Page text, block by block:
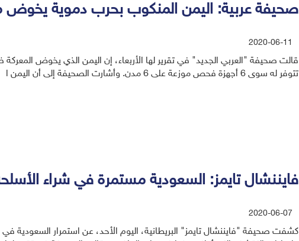
صحيفة عربية: اليمن المنكوب بحرب دموية يخوض معركة ضد
2020-06-11
قالت صحيفة "العربي الجديد" في تقرير لها الأربعاء، إن اليمن الذي يخوض
تتوفر له سوى 6 أجهزة فحص موزعة على 6 مدن. وأشارت الصحيفة إلى أن اليمن ا
فايننشال تايمز: السعودية مستمرة في شراء
2020-06-07
كشفت صحيفة "فايننشال تايمز" البريطانية، اليوم الأحد، عن استمرار السعودية في